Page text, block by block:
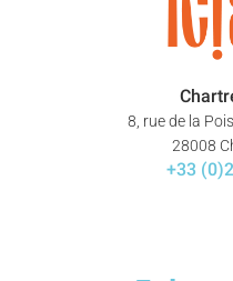
8, rue de la
28008
+33